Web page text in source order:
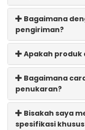
Bagaimana
pengiriman?
Apakah produk
Bagaimana
penukaran?
Bisakah saya
spesifikasi